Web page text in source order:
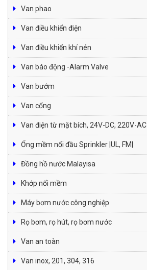
Van phao
Van điều khiển điện
Van điều khiển khí nén
Van báo động -Alarm Valve
Van bướm
Van cổng
Van điện từ mặt bích, 24V-DC, 220V-AC
Ống mềm nối đầu Sprinkler |UL, FM|
Đồng hồ nước Malayisa
Khớp nối mềm
Máy bơm nước công nghiệp
Rọ bơm, rọ hút, rọ bơm nước
Van an toàn
Van inox, 201, 304, 316